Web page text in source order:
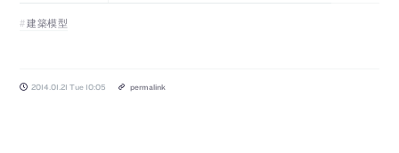
建築模型
2014.01.21 Tue 10:05 permalink